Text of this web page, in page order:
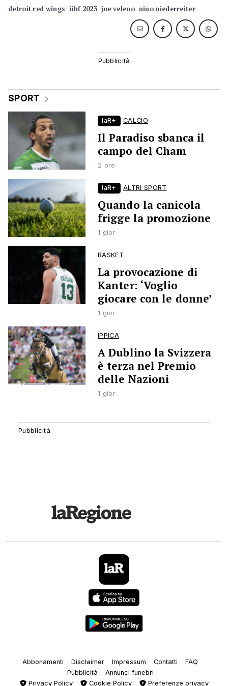
detroit red wings iihf 2023 joe veleno nino niederreiter
SPORT
laR+ CALCIO
Il Paradiso sbanca il
campo del Cham
2 ore
laR+ ALTRI SPORT
Quando la canicola
frigge la promozione
1 gior
BASKET
La provocazione di
Kanter: ‘Voglio
giocare con le donne’
1 gior
IPPICA
A Dublino la Svizzera
è terza nel Premio
delle Nazioni
1 gior
Abbonamenti Disclaimer Impressum Contatti
FAQ
Pubblicità
Annunci funebri
Privacy Policy
Cookie Policy Preferenze privacy